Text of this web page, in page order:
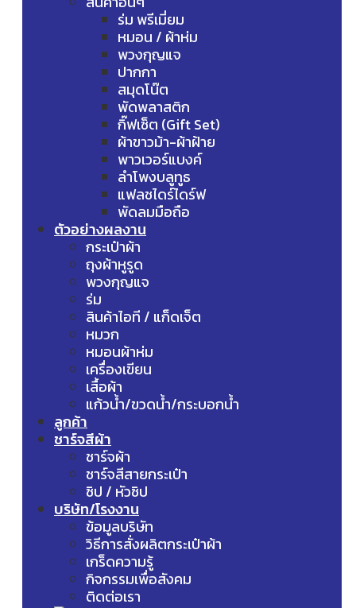
ร่ม พรีเมี่ยม
หมอน / ผ้าห่ม
พวงกุญแจ
ปากกา
สมุดโน๊ต
พัดพลาสติก
กิ๊ฟเซ็ต (Gift Set)
ผ้าขาวม้า-ผ้าฝ้าย
พาวเวอร์แบงค์
ลำโพงบลูทูธ
แฟลชไดร์ไดร์ฟ
พัดลมมือถือ
ตัวอย่างผลงาน
กระเป๋าผ้า
ถุงผ้าหูรูด
พวงกุญแจ
ร่ม
สินค้าไอที / แก็ดเจ็ต
หมวก
หมอนผ้าห่ม
เครื่องเขียน
เสื้อผ้า
แก้วน้ำ/ขวดน้ำ/กระบอกน้ำ
ลูกค้า
ชาร์จสีผ้า
ชาร์จผ้า
ชาร์จสีสายกระเป๋า
ซิป / หัวซิป
บริษัท/โรงงาน
ข้อมูลบริษัท
วิธีการสั่งผลิตกระเป๋าผ้า
เกร็ดความรู้
กิจกรรมเพื่อสังคม
ติดต่อเรา